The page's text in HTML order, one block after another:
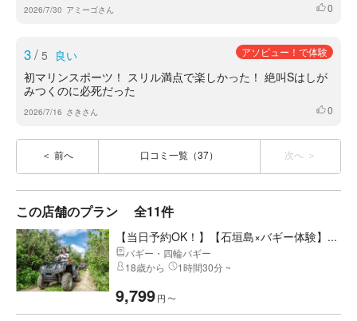
2026/7/30 アミーゴさん いいね
0
3/ 5 良い アソビュー！で体験
初マリンスポーツ！ スリル満点で楽しかった！ 絶叫Sはしが
みつくのに必死だった
2026/7/16 さきさん いいね
0
前へ 口コミ一覧（37） 次へ
この店舗のプラン 全11件
【当日予約OK！】【石垣島×バギー体験】...
バギー・四輪バギー
18歳から
1時間30分 ~
9,799円 〜